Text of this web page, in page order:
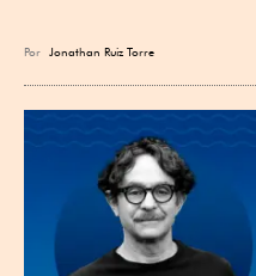
Por Jonathan Ruiz Torre